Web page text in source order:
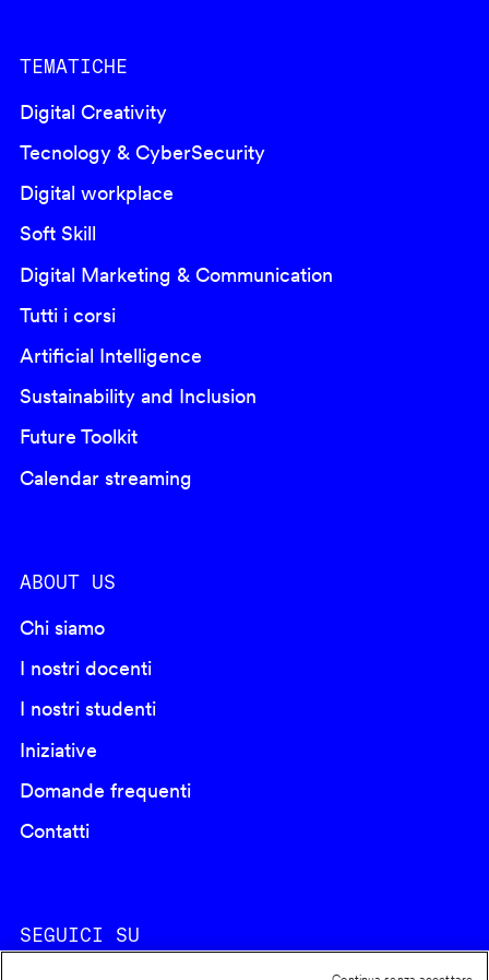
TEMATICHE
Digital Creativity
Tecnology & CyberSecurity
Digital workplace
Soft Skill
Digital Marketing & Communication
Tutti i corsi
Artificial Intelligence
Sustainability and Inclusion
Future Toolkit
Calendar streaming
ABOUT US
Chi siamo
I nostri docenti
I nostri studenti
Iniziative
Domande frequenti
Contatti
SEGUICI SU